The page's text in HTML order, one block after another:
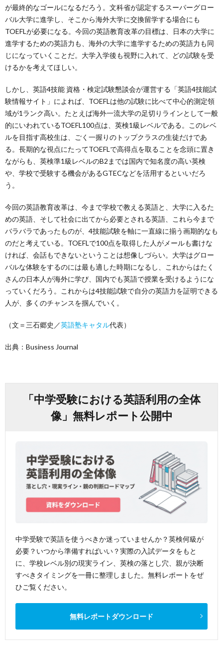
が最終的なゴールになるだろう。文科省が認定するスーパーグロー
バル大学に進学し、そこから海外大学に交換留学する場合にも
TOEFLが必要になる。今回の英語教育改革の目標は、日本の大学に
進学するための英語力も、海外の大学に進学するための英語力も同
じになっていくことだ。大学入学後も視野に入れて、どの試験を受
けるかを考えてほしい。
しかし、英語4技能 資格・検定試験懇談会が運営する「英語4技能試
験情報サイト」によれば、TOEFLは他の試験に比べて中心的測定領
域が1ランク高い。たとえば海外一流大学の足切りラインとして一般
的にいわれているTOEFL100点は、英検1級レベルである。このレベ
ルを目指す高校生は、ごく一握りのトップクラスの生徒だけであ
る。長期的な視点にたってTOEFLで高得点を取ることを念頭に置き
ながらも、英検準1級レベルのB2までは国内で知名度の高い英検
や、学校で受験する機会があるGTECなどを活用するといいだろ
う。
今回の英語教育改革は、今まで学校で教える英語と、大学に入るた
めの英語、そして社会に出てから必要とされる英語、これら今まで
バラバラであったものが、4技能試験を軸に一直線に揃う画期的なも
のだと考えている。TOEFLで100点を取得した人がメールも書けな
ければ、会話もできないということは想像しづらい。大学はグロー
バルな体験をするのには最も適した時期になるし、これからはたく
さんの日本人が海外に学び、国内でも英語で授業を受けるようにな
っていくだろう。これからは4技能試験で自分の英語力を証明できる
人が、多くのチャンスを掴んでいく。
（文＝三石郷史／英語塾キャタル代表）
出典：Business Journal
「中学受験における英語利用の全体
像」無料レポート公開中
中学受験で英語を使うべきか迷っていませんか？英検何級が
必要？いつから準備すればいい？実際の入試データをもと
に、学校レベル別の現実ライン、英検の落とし穴、親が決断
すべきタイミングを一冊に整理しました。無料レポートをぜ
ひご覧ください。
無料レポートダウンロード